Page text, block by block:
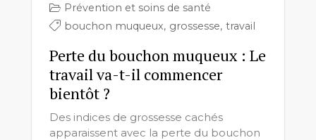
Prévention et soins de santé
bouchon muqueux, grossesse, travail
Perte du bouchon muqueux : Le
travail va-t-il commencer
bientôt ?
Des indices de grossesse cachés
apparaissent avec la perte du bouchon